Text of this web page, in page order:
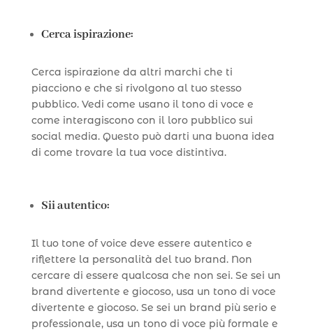
Cerca ispirazione:
Cerca ispirazione da altri marchi che ti
piacciono e che si rivolgono al tuo stesso
pubblico. Vedi come usano il tono di voce e
come interagiscono con il loro pubblico sui
social media. Questo può darti una buona idea
di come trovare la tua voce distintiva.
Sii autentico:
Il tuo tone of voice deve essere autentico e
riflettere la personalità del tuo brand. Non
cercare di essere qualcosa che non sei. Se sei un
brand divertente e giocoso, usa un tono di voce
divertente e giocoso. Se sei un brand più serio e
professionale, usa un tono di voce più formale e